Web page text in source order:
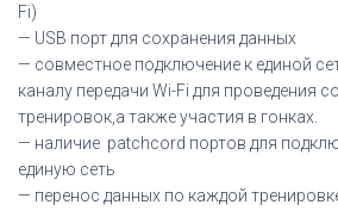
Fi)
— USB порт для сохранения данных
— совместное подключение к единой
каналу передачи Wi-Fi для проведения
тренировок,а также участия в гонках.
— наличие patchcord портов для
единую сеть
— перенос данных по каждой